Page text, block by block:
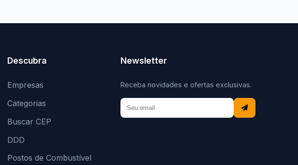
Descubra
Empresas
Categorias
Buscar CEP
DDD
Postos de Combustível
Newsletter
Receba novidades e ofertas exclusivas.